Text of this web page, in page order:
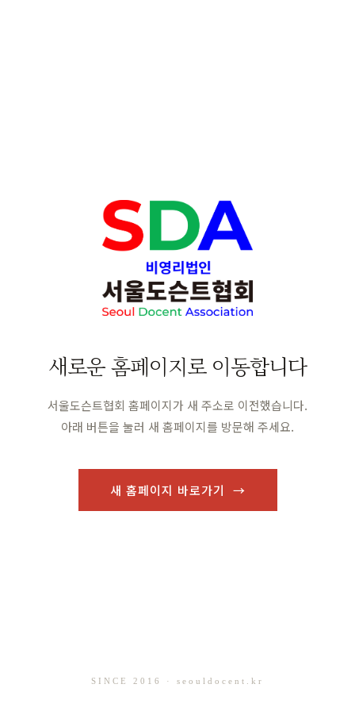
새로운 홈페이지로 이동합니다
서울도슨트협회 홈페이지가 새 주소로 이전했습니다.
아래 버튼을 눌러 새 홈페이지를 방문해 주세요.
새 홈페이지 바로가기 →
SINCE 2016 · seouldocent.kr